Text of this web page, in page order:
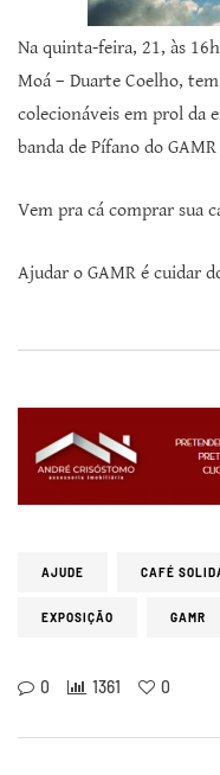
Na quinta-feira, 21, às
Moá – Duarte Coelho,
colecionáveis em prol da
banda de Pífano do
Vem pra cá comprar sua
Ajudar o GAMR é cuidar
AJUDE CAFÉ
EXPOSIÇÃO GAMR
0 1361 0